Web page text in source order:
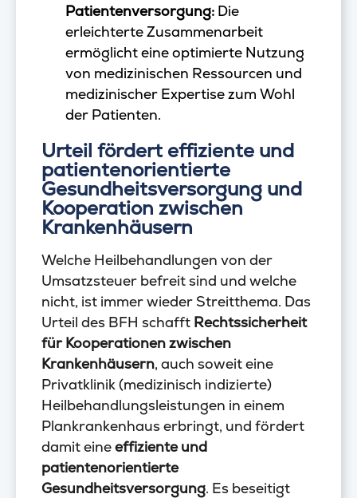
Patientenversorgung: Die
erleichterte Zusammenarbeit
ermöglicht eine optimierte Nutzung
von medizinischen Ressourcen und
medizinischer Expertise zum Wohl
der Patienten.
Urteil fördert effiziente und
patientenorientierte
Gesundheitsversorgung und
Kooperation zwischen
Krankenhäusern
Welche Heilbehandlungen von der
Umsatzsteuer befreit sind und welche
nicht, ist immer wieder Streitthema. Das
Urteil des BFH schafft Rechtssicherheit
für Kooperationen zwischen
Krankenhäusern, auch soweit eine
Privatklinik (medizinisch indizierte)
Heilbehandlungsleistungen in einem
Plankrankenhaus erbringt, und fördert
damit eineeffiziente und
patientenorientierte
Gesundheitsversorgung. Es beseitigt